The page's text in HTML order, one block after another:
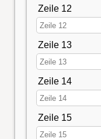
Zeile 12
Zeile 13
Zeile 14
Zeile 15